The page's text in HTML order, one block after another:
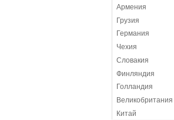
Армения
Грузия
Германия
Чехия
Словакия
Финляндия
Голландия
Великобритания
Китай